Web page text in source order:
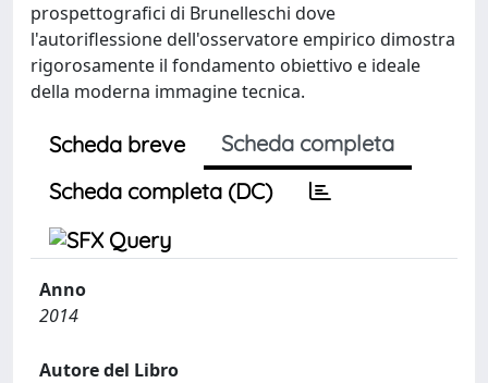
prospettografici di Brunelleschi dove
l'autoriflessione dell'osservatore empirico dimostra
rigorosamente il fondamento obiettivo e ideale
della moderna immagine tecnica.
Scheda breve
Scheda completa
Scheda completa (DC)
Anno
2014
Autore del Libro